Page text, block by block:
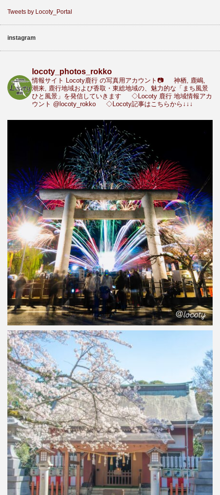
Tweets by Locoty_Portal
instagram
locoty_photos_rokko
情報サイト Locoty鹿行 の写真用アカウント📷
神栖, 鹿嶋,
潮来, 鹿行地域および香取・東総地域の、魅力的な「まち風景
ひと風景」を発信していきます
◇Locoty 鹿行 地域情報アカ
ウント @locoty_rokko ◇Locoty記事はこちらから↓↓↓